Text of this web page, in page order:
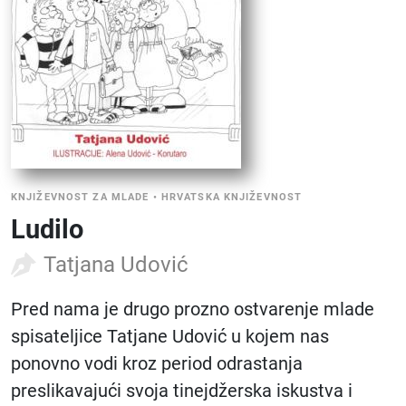
KNJIŽEVNOST ZA MLADE • HRVATSKA KNJIŽEVNOST
Ludilo
Tatjana Udović
Pred nama je drugo prozno ostvarenje mlade
spisateljice Tatjane Udović u kojem nas
ponovno vodi kroz period odrastanja
preslikavajući svoja tinejdžerska iskustva i